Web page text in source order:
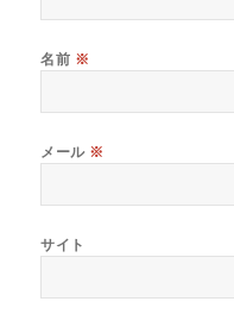
名前 ※
メール ※
サイト